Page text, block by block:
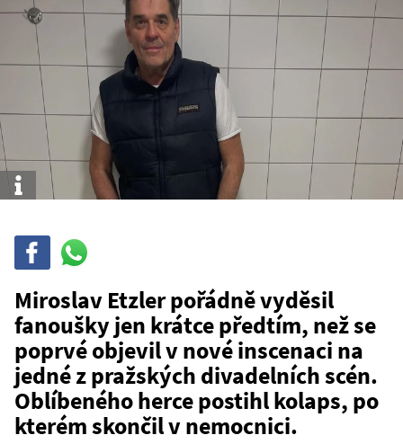
Info
Sdílej
WhatsAppu
Miroslav Etzler pořádně vyděsil
fanoušky jen krátce předtím, než se
poprvé objevil v nové inscenaci na
jedné z pražských divadelních scén.
Oblíbeného herce postihl kolaps, po
kterém skončil v nemocnici.